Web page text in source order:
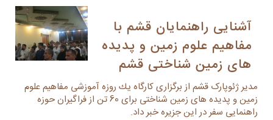
آشنايی راهنمايان قشم با
مفاهيم علوم زمين و پديده
های زمين شناختی قشم
مدیر ژئوپارک قشم از برگزاری كارگاه يك روزه آموزشی مفاهیم علوم
زمین و پدیده های زمین شناختی برای 60 تن از فراگیران حوزه
راهنمایی سفر در این جزیره خبر داد.